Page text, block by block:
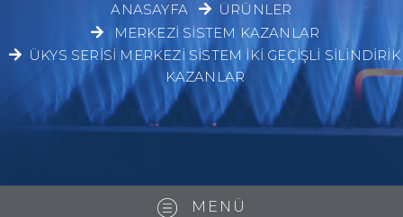
ANASAYFA
ÜRÜNLER
MERKEZI SISTEM KAZANLAR
ÜKYS SERISI MERKEZI SISTEM İKI GEÇIŞLI SILINDIRIK
KAZANLAR
MENÜ